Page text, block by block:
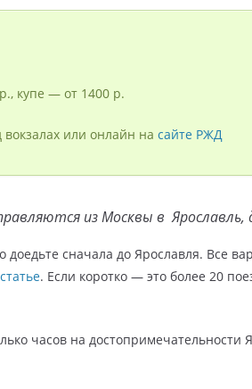
купе — от 1400 р.
вокзалах или онлайн на сайте РЖД
из Москвы в
доедьте сначала до Ярославля. Все
. Если коротко — это более 20
часов на